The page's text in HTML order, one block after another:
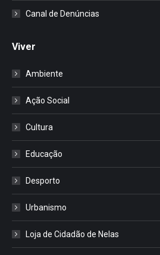
Canal de Denúncias
Viver
Ambiente
Ação Social
Cultura
Educação
Desporto
Urbanismo
Loja de Cidadão de Nelas